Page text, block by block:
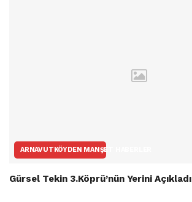
ARNAVUTKÖYDEN MANŞET HABERLER
Gürsel Tekin 3.Köprü’nün Yerini Açıkladı